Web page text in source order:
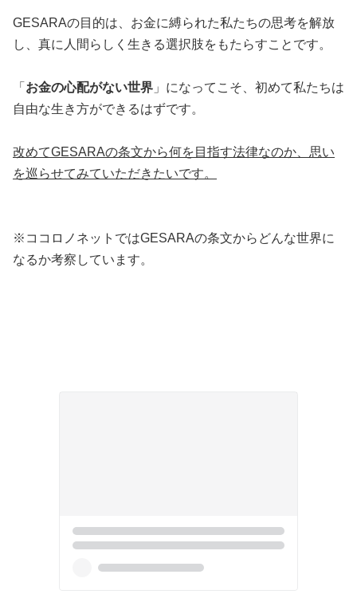
GESARAの目的は、お金に縛られた私たちの思考を解放
し、真に人間らしく生きる選択肢をもたらすことです。
「 お金の心配がない世界 」になってこそ、初めて私たちは
自由な生き方ができるはずです。
改めてGESARAの条文から何を目指す法律なのか、思い
を巡らせてみていただきたいです。
※ココロノネットではGESARAの条文からどんな世界に
なるか考察しています。